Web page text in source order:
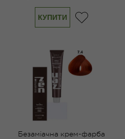
КУПИТИ
Безаміачна крем-фарба